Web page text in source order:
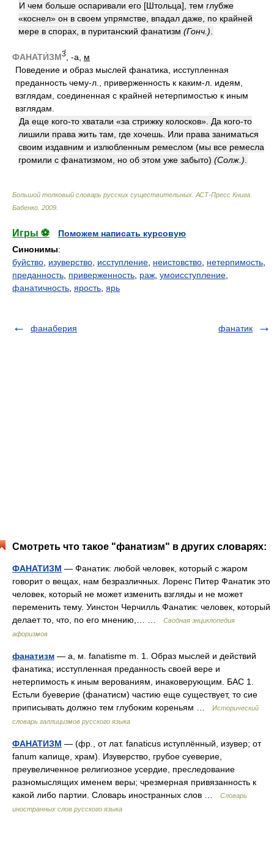
И чем больше оспаривали его [Штольца], тем глубже
«коснел» он в своем упрямстве, впадал даже, по крайней
мере в спорах, в пуританский фанатизм (Гонч.).
ФАНАТИ́ЗМ3́ , -а, м
Поведение и образ мыслей фанатика, исступленная
преданность чему-л., приверженность к каким-л. идеям,
взглядам, соединенная с крайней нетерпимостью к иным
взглядам.
Да еще кого-то хватали «за стрижку колосков». Да кого-то
лишили права жить там, где хочешь. Или права заниматься
своим издавним и излюбленным ремеслом (мы все ремесла
громили с фанатизмом, но об этом уже забыто) (Солж.)
Большой толковый словарь русских существительных. АСТ-Пресс Книга
Бабенко 2009
Игры ⚽
Поможем написать курсовую
Синонимы:
буйство изуверство исступление неистовство нетерпимость
преданность приверженность раж умоисступление
фанатичность ярость ярь
фанаберия фанатик
Смотреть что такое "фанатизм" в других словарях:
ФАНАТИЗМ — Фанатик: любой человек, который с жаром
говорит о вещах, нам безразличных. Лоренс Питер Фанатик это
человек, который не может изменить взгляды и не может
переменить тему. Уинстон Черчилль Фанатик: человек, который
делает то, что, по его мнению,… …
Сводная энциклопедия
афоризмов
фанатизм — а, м. fanatisme m. 1. Образ мыслей и действий
фанатика; исступленная преданность своей вере и
нетерпимость к иным верованиям, инаковерующим. БАС 1.
Естьли буеверие (фанатисм) частию еще существует, то сие
приписывать должно тем глубоким кореньям …
Исторический
словарь галлицизмов русского языка
ФАНАТИЗМ — (фр., от лат. fanaticus иступлённый, изувер; от
fanum капище, храм). Изуверство, грубое суеверие,
преувеличенное религиозное усердие, преследование
разномыслящих именем веры; чрезмерная привязанность к
какой либо партии. Словарь иностранных слов …
Словарь
иностранных слов русского языка